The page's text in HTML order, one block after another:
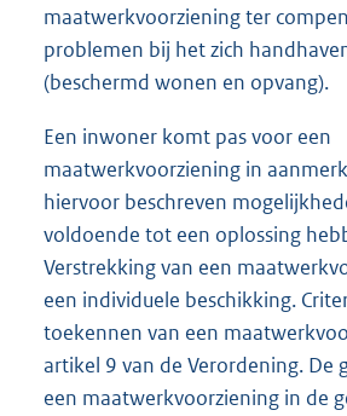
maatwerkvoorziening ter
problemen bij het zich
(beschermd wonen en opvang).
Een inwoner komt pas voor een
maatwerkvoorziening in
hiervoor beschreven
voldoende tot een oplossing
Verstrekking van een
een individuele beschikking.
toekennen van een
artikel 9 van de Verordening. De
een maatwerkvoorziening in de